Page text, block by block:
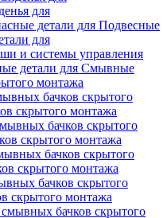
для
детали для Подвесные
для
и системы управления
детали для Смывные
монтажа
бачков скрытого
скрытого монтажа
бачков скрытого
скрытого монтажа
бачков скрытого
скрытого монтажа
бачков скрытого
скрытого монтажа
бачков скрытого